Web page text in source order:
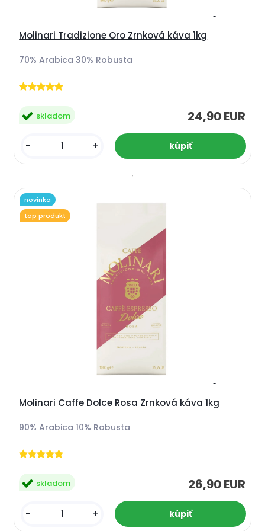
Molinari Tradizione Oro Zrnková káva 1kg
70% Arabica 30% Robusta
24,90 EUR
skladom
- +
Molinari Caffe Dolce Rosa Zrnková káva 1kg
90% Arabica 10% Robusta
26,90 EUR
skladom
- +
novinka
top produkt